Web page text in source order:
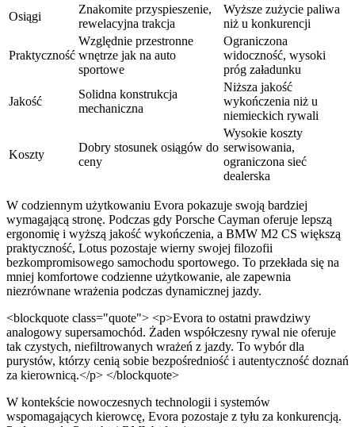
Osiągi
Znakomite przyspieszenie,
rewelacyjna trakcja
Wyższe zużycie paliwa
niż u konkurencji
Praktyczność
Względnie przestronne
wnętrze jak na auto
sportowe
Ograniczona
widoczność, wysoki
próg załadunku
Jakość
Solidna konstrukcja
mechaniczna
Niższa jakość
wykończenia niż u
niemieckich rywali
Koszty
Dobry stosunek osiągów do
ceny
Wysokie koszty
serwisowania,
ograniczona sieć
dealerska
W codziennym użytkowaniu Evora pokazuje swoją bardziej
wymagającą stronę. Podczas gdy Porsche Cayman oferuje lepszą
ergonomię i wyższą jakość wykończenia, a BMW M2 CS większą
praktyczność, Lotus pozostaje wierny swojej filozofii
bezkompromisowego samochodu sportowego. To przekłada się na
mniej komfortowe codzienne użytkowanie, ale zapewnia
niezrównane wrażenia podczas dynamicznej jazdy.
<blockquote class="quote"> <p>Evora to ostatni prawdziwy
analogowy supersamochód. Żaden współczesny rywal nie oferuje
tak czystych, niefiltrowanych wrażeń z jazdy. To wybór dla
purystów, którzy cenią sobie bezpośredniość i autentyczność doznań
za kierownicą.</p> </blockquote>
W kontekście nowoczesnych technologii i systemów
wspomagających kierowcę, Evora pozostaje z tyłu za konkurencją.